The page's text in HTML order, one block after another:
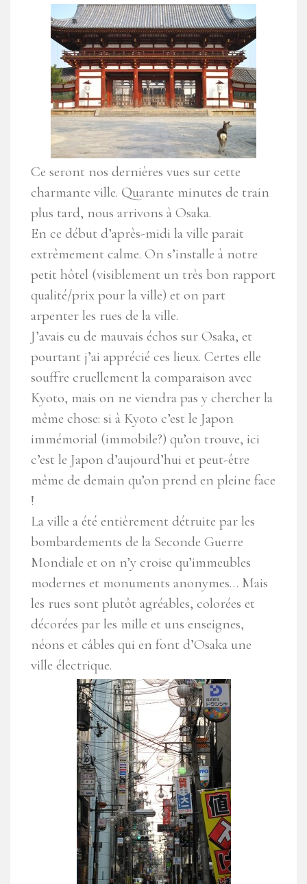
Ce seront nos dernières vues sur cette
charmante ville. Quarante minutes de train
plus tard, nous arrivons à Osaka.
En ce début d’après-midi la ville parait
extrêmement calme. On s’installe à notre
petit hôtel (visiblement un très bon rapport
qualité/prix pour la ville) et on part
arpenter les rues de la ville.
J’avais eu de mauvais échos sur Osaka, et
pourtant j’ai apprécié ces lieux. Certes elle
souffre cruellement la comparaison avec
Kyoto, mais on ne viendra pas y chercher la
même chose: si à Kyoto c’est le Japon
immémorial (immobile?) qu’on trouve, ici
c’est le Japon d’aujourd’hui et peut-être
même de demain qu’on prend en pleine face
!
La ville a été entièrement détruite par les
bombardements de la Seconde Guerre
Mondiale et on n’y croise qu’immeubles
modernes et monuments anonymes… Mais
les rues sont plutôt agréables, colorées et
décorées par les mille et uns enseignes,
néons et câbles qui en font d’Osaka une
ville électrique.